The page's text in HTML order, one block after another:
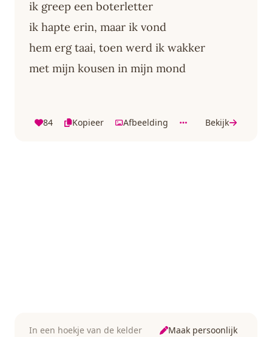
ik greep een boterletter
ik hapte erin, maar ik vond
hem erg taai, toen werd ik wakker
met mijn kousen in mijn mond
84 Kopieer Afbeelding Bekijk
In een hoekje van de kelder Maak persoonlijk